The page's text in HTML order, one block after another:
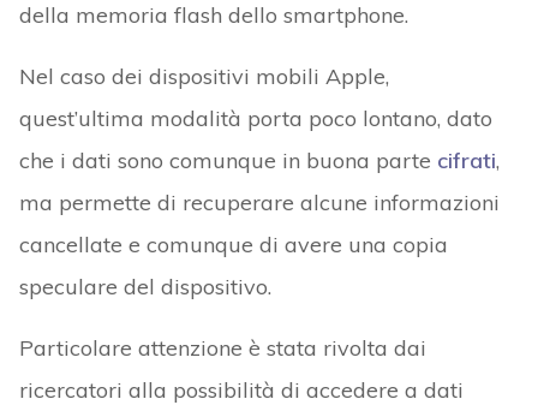
della memoria flash dello smartphone.
Nel caso dei dispositivi mobili Apple,
quest’ultima modalità porta poco lontano, dato
che i dati sono comunque in buona parte cifrati,
ma permette di recuperare alcune informazioni
cancellate e comunque di avere una copia
speculare del dispositivo.
Particolare attenzione è stata rivolta dai
ricercatori alla possibilità di accedere a dati